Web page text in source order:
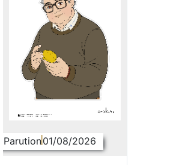
Parution01/08/2026